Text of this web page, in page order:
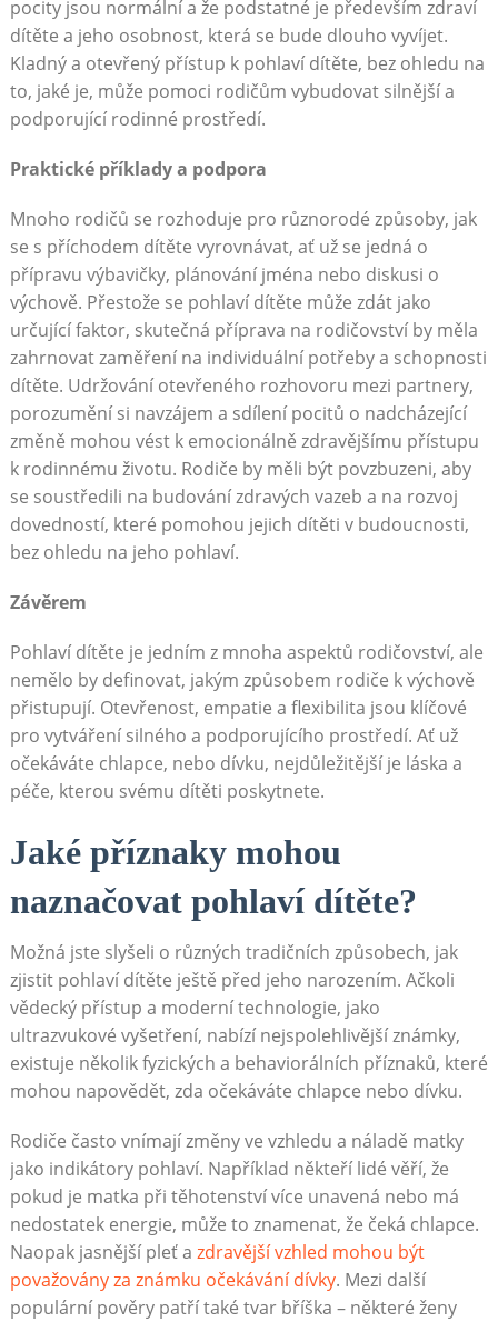
pocity jsou normální a že podstatné je především zdraví
dítěte a jeho osobnost, která se bude dlouho vyvíjet.
Kladný a otevřený přístup k pohlaví dítěte, bez ohledu na
to, jaké je, může pomoci rodičům vybudovat silnější a
podporující rodinné prostředí.
Praktické příklady a podpora
Mnoho rodičů se rozhoduje pro různorodé způsoby, jak
se s příchodem dítěte vyrovnávat, ať už se jedná o
přípravu výbavičky, plánování jména nebo diskusi o
výchově. Přestože se pohlaví dítěte může zdát jako
určující faktor, skutečná příprava na rodičovství by měla
zahrnovat zaměření na individuální potřeby a schopnosti
dítěte. Udržování otevřeného rozhovoru mezi partnery,
porozumění si navzájem a sdílení pocitů o nadcházející
změně mohou vést k emocionálně zdravějšímu přístupu
k rodinnému životu. Rodiče by měli být povzbuzeni, aby
se soustředili na budování zdravých vazeb a na rozvoj
dovedností, které pomohou jejich dítěti v budoucnosti,
bez ohledu na jeho pohlaví.
Závěrem
Pohlaví dítěte je jedním z mnoha aspektů rodičovství, ale
nemělo by definovat, jakým způsobem rodiče k výchově
přistupují. Otevřenost, empatie a flexibilita jsou klíčové
pro vytváření silného a podporujícího prostředí. Ať už
očekáváte chlapce, nebo dívku, nejdůležitější je láska a
péče, kterou svému dítěti poskytnete.
Jaké příznaky mohou
naznačovat pohlaví dítěte?
Možná jste slyšeli o různých tradičních způsobech, jak
zjistit pohlaví dítěte ještě před jeho narozením. Ačkoli
vědecký přístup a moderní technologie, jako
ultrazvukové vyšetření, nabízí nejspolehlivější známky,
existuje několik fyzických a behaviorálních příznaků, které
mohou napovědět, zda očekáváte chlapce nebo dívku.
Rodiče často vnímají změny ve vzhledu a náladě matky
jako indikátory pohlaví. Například někteří lidé věří, že
pokud je matka při těhotenství více unavená nebo má
nedostatek energie, může to znamenat, že čeká chlapce.
Naopak jasnější pleť a zdravější vzhled mohou být
považovány za známku očekávání dívky. Mezi další
populární pověry patří také tvar bříška – některé ženy